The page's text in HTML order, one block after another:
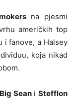
na pjesmi
američkih top
i fanove, a Halsey
koja nikad
Big SeaniStefflon